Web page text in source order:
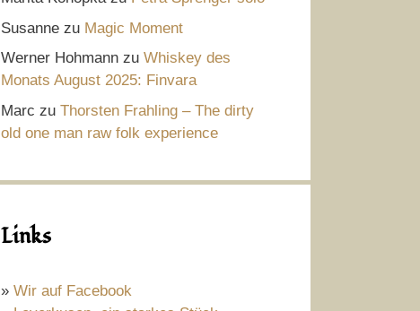
Susanne zu Magic Moment
Werner Hohmann zu Whiskey des
Monats August 2025: Finvara
Marc zu Thorsten Frahling – The dirty
old one man raw folk experience
Links
» Wir auf Facebook